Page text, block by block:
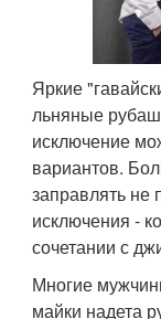
Яркие
льняные
исключение
вариантов.
заправлять не
исключения -
сочетании с
Многие
майки надета